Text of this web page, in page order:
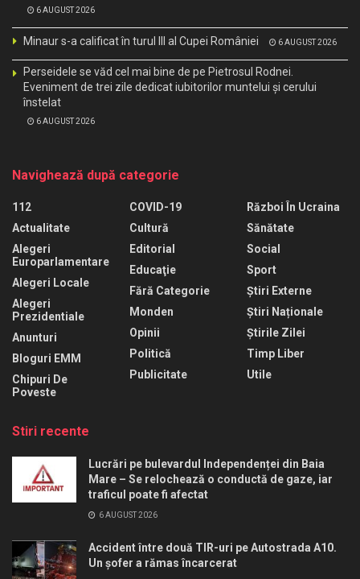
6 AUGUST 2026
Minaur s-a calificat în turul III al Cupei României 6 AUGUST 2026
Perseidele se văd cel mai bine de pe Pietrosul Rodnei.
Eveniment de trei zile dedicat iubitorilor muntelui și cerului
înstelat
6 AUGUST 2026
Navighează după categorie
112
Actualitate
Alegeri
Europarlamentare
Alegeri Locale
Alegeri
Prezidentiale
Anunturi
Bloguri EMM
Chipuri De
Poveste
COVID-19
Cultură
Editorial
Educaţie
Fără Categorie
Monden
Opinii
Politică
Publicitate
Război În Ucraina
Sănătate
Social
Sport
Știri Externe
Știri Naționale
Știrile Zilei
Timp Liber
Utile
Stiri recente
Lucrări pe bulevardul Independenței din Baia
Mare – Se relochează o conductă de gaze, iar
traficul poate fi afectat
6 AUGUST 2026
Accident între două TIR-uri pe Autostrada A10.
Un șofer a rămas încarcerat